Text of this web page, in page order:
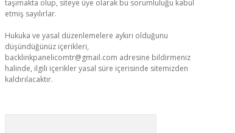
taşımakta olup, siteye üye olarak bu sorumluluğu kabul
etmiş sayılırlar.
Hukuka ve yasal düzenlemelere aykırı olduğunu
düşündüğünüz içerikleri,
backlinkpanelicomtr@gmail.com adresine bildirmeniz
halinde, ilgili içerikler yasal süre içerisinde sitemizden
kaldırılacaktır.